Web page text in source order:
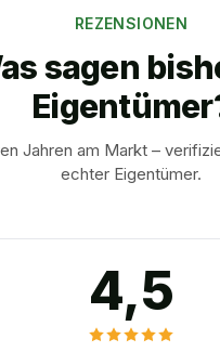
REZENSIONEN
sagen
Jahren am Markt –
echter Eigentümer.
4,5